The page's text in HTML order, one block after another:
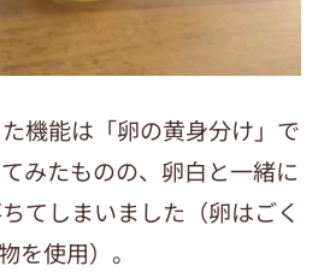
機能は「卵の黄身分け」で
みたものの、卵白と一緒に
てしまいました（卵はごく
を使用）。